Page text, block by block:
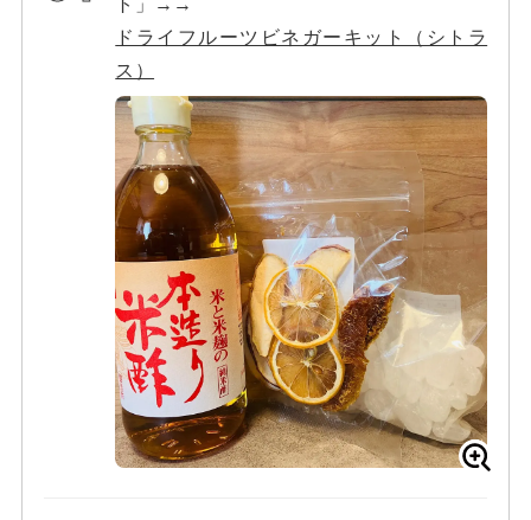
ドライフルーツビネガーキット（シトラ
ス）